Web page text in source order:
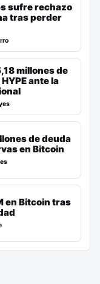
sufre rechazo
tras perder
millones de
ante la
de deuda
en Bitcoin
en Bitcoin tras